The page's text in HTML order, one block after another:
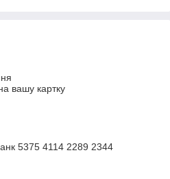
вашу картку
5375 4114 2289 2344